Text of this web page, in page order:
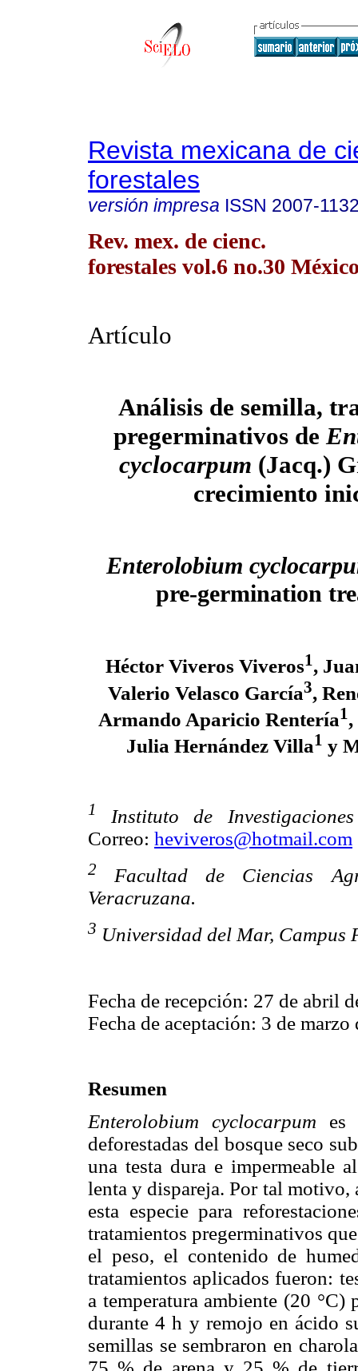
Revista mexicana de
forestales
versión impresa ISSN 2007-
Rev. mex. de cienc.
forestales vol.6 no.30
Artículo
Análisis de semilla,
pregerminativos de
cyclocarpum (Jacq.)
crecimiento
Enterolobium
pre-germination
Héctor Viveros Viveros1,
Valerio Velasco García3,
Armando Aparicio Rentería1
Julia Hernández Villa1 y
1
Instituto de
Correo: heviveros@hotmail.com
2
Facultad de Ciencias
Veracruzana.
3 Universidad del Mar, Campus
Fecha de recepción: 27 de abril
Fecha de aceptación: 3 de marzo
Resumen
Enterolobium cyclocarpum es
deforestadas del bosque seco
una testa dura e impermeable
lenta y dispareja. Por tal motivo,
esta especie para
tratamientos pregerminativos
el peso, el contenido de
tratamientos aplicados fueron:
a temperatura ambiente (20
durante 4 h y remojo en ácido
semillas se sembraron en